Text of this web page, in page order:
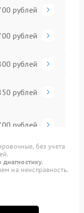
рублей
рублей
рублей
рублей
рублей
рублей
рублей
без учета
на неисправность.